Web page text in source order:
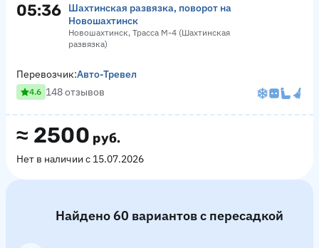
05:36
Шахтинская развязка, поворот на
Новошахтинск
Новошахтинск, Трасса М-4 (Шахтинская
развязка)
≈ 2500 руб.
Нет в наличии с 15.07.2026
Перевозчик:Авто-Тревел
4.6 148 отзывов
Найдено 60 вариантов с пересадкой